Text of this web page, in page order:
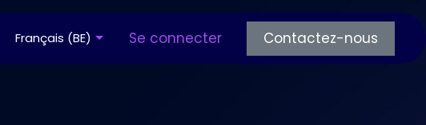
Tous nos articles Questions fréquentes
Français (BE) Se connecter Contactez-nous